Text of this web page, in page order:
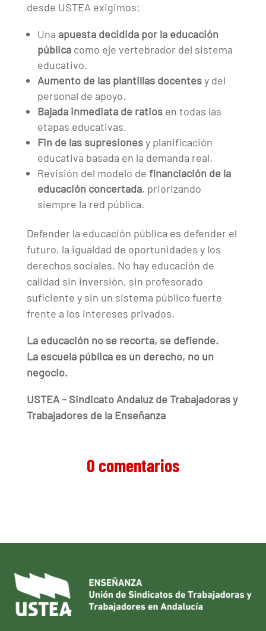
desde USTEA exigimos:
Una apuesta decidida por la educación
públicacomo eje vertebrador del sistema
educativo.
Aumento de las plantillas docentesy del
personal de apoyo.
Bajada inmediata de ratiosen todas las
etapas educativas.
Fin de las supresionesy planificación
educativa basada en la demanda real.
Revisión del modelo de financiación de la
educación concertada, priorizando
siempre la red pública.
Defender la educación pública es defender el
futuro, la igualdad de oportunidades y los
derechos sociales. No hay educación de
calidad sin inversión, sin profesorado
suficiente y sin un sistema público fuerte
frente a los intereses privados.
La educación no se recorta, se defiende.
La escuela pública es un derecho, no un
negocio.
USTEA – Sindicato Andaluz de Trabajadoras y
Trabajadores de la Enseñanza
0 comentarios